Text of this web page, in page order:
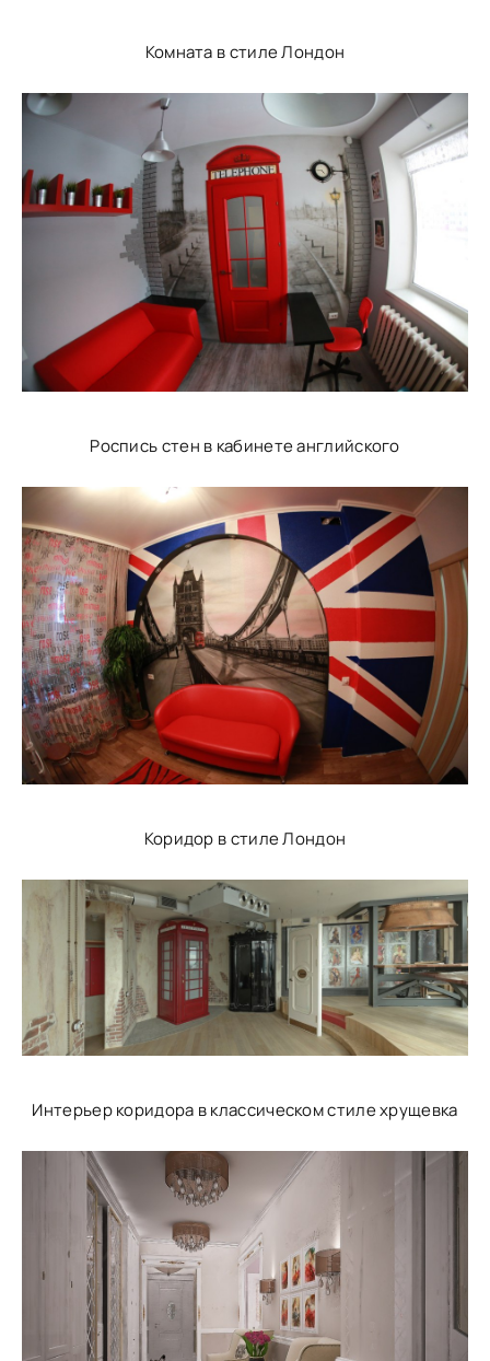
Комната в стиле Лондон
Роспись стен в кабинете английского
Коридор в стиле Лондон
Интерьер коридора в классическом стиле хрущевка